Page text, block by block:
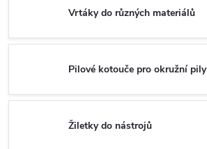
Vrtáky do různých materiálů
Pilové kotouče pro okružní pily
Žiletky do nástrojů